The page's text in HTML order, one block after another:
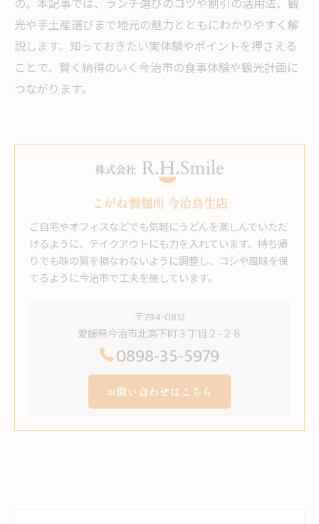
の。本記事では、ランチ選びのコツや割引の活用法、観
光や手土産選びまで地元の魅力とともにわかりやすく解
説します。知っておきたい実体験やポイントを押さえる
ことで、賢く納得のいく今治市の食事体験や観光計画に
つながります。
こがね製麺所 今治鳥生店
ご自宅やオフィスなどでも気軽にうどんを楽しんでいただ
けるように、テイクアウトにも力を入れています。持ち帰
りでも味の質を損なわないように調整し、コシや風味を保
てるように今治市で工夫を施しています。
〒794-0812
愛媛県今治市北高下町３丁目２−２８
0898-35-5979
お問い合わせはこちら